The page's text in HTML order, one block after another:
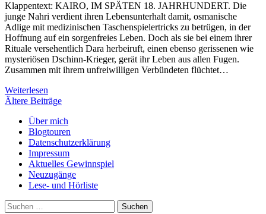
Klappentext: KAIRO, IM SPÄTEN 18. JAHRHUNDERT. Die
junge Nahri verdient ihren Lebensunterhalt damit, osmanische
Adlige mit medizinischen Taschenspielertricks zu betrügen, in der
Hoffnung auf ein sorgenfreies Leben. Doch als sie bei einem ihrer
Rituale versehentlich Dara herbeiruft, einen ebenso gerissenen wie
mysteriösen Dschinn-Krieger, gerät ihr Leben aus allen Fugen.
Zusammen mit ihrem unfreiwilligen Verbündeten flüchtet…
Weiterlesen
Beitragsnavigation
Ältere Beiträge
Über mich
Blogtouren
Datenschutzerklärung
Impressum
Aktuelles Gewinnspiel
Neuzugänge
Lese- und Hörliste
Suchen